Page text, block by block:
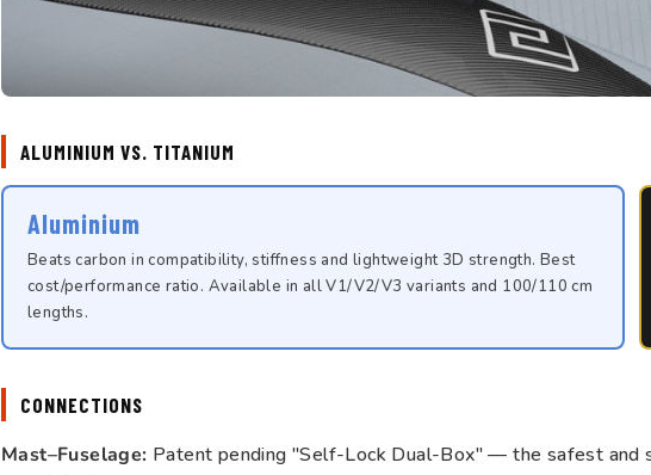
ALUMINIUM VS. TITANIUM
Aluminium
Beats carbon in compatibility, stiffness and lightweight 3D strength. Best
cost/performance ratio. Available in all V1/V2/V3 variants and 100/110 cm
lengths.
CONNECTIONS
Mast–Fuselage: Patent pending "Self-Lock Dual-Box" — the safest